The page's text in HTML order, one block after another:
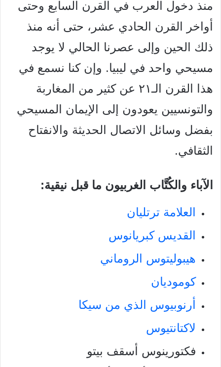
منذ دخول العرب في القرن السابع وحتى
أواخر القرن الحادي عشر، حتى أنه منذ
ذلك الحين وإلى عصرنا الحالي لا يوجد
مسيحي واحد في ليبيا. وإن كنا نسمع في
هذا القرن الـ۲۱ عن كثير من المغاربة
والتونسيين يعودون إلى الإيمان المسيحي
بفضل وسائل الاتصال الحديثة والانفتاح
الثقافي.
الآباء والكُتَّاب الغربيون ما قبل نيقية:
العلامة ترتليان
القديس كبريانوس
هيبوليتوس الروماني
كوموديان
أرنوبيوس الذي من سيكا
لاكتانتيوس
فكتورينوس أسقف بيتو